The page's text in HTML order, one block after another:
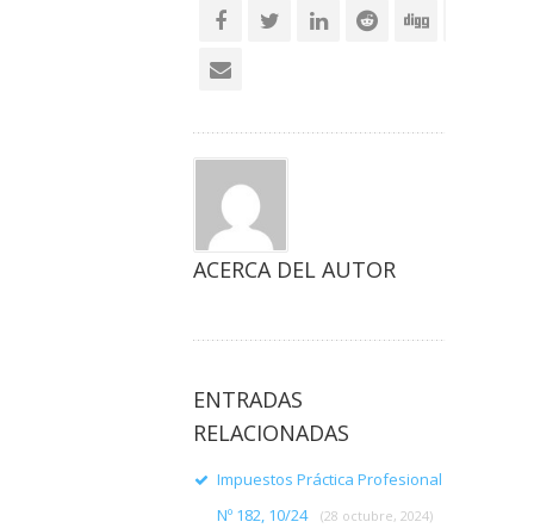
ACERCA DEL AUTOR
ENTRADAS
RELACIONADAS
Impuestos Práctica Profesional
Nº 182, 10/24
(28 octubre, 2024)